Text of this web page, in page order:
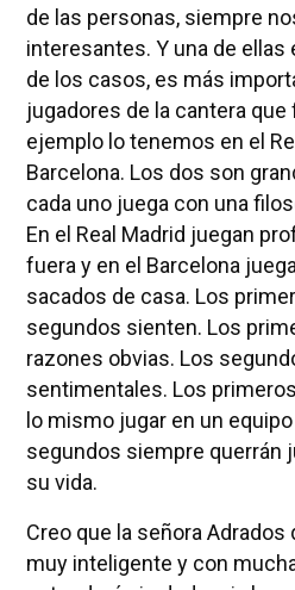
de las personas, siempre
interesantes. Y una de ellas
de los casos, es más
jugadores de la cantera que
ejemplo lo tenemos en el
Barcelona. Los dos son
cada uno juega con una
En el Real Madrid juegan
fuera y en el Barcelona
sacados de casa. Los
segundos sienten. Los
razones obvias. Los
sentimentales. Los
lo mismo jugar en un
segundos siempre querrán
su vida.
Creo que la señora Adrados
muy inteligente y con